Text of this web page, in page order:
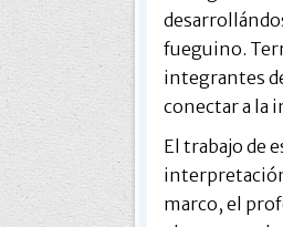
fueguino.
integrantes
conectar a la
El trabajo de
marco, el